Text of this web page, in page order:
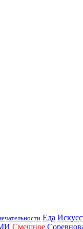
Еда
Смешное